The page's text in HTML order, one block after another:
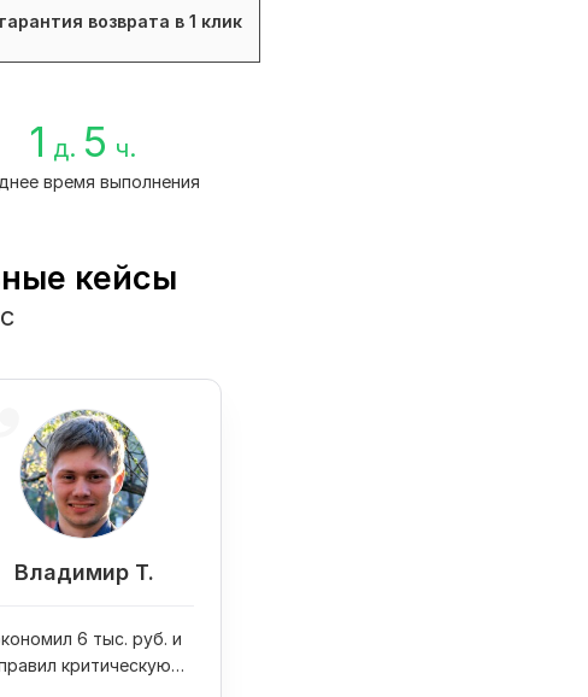
возврата в 1 клик
1 д. 5 ч.
время выполнения
кейсы
Владимир Т.
6 тыс. руб. и
критическую